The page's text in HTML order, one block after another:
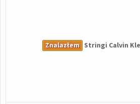
Znalazłem Stringi Calvin